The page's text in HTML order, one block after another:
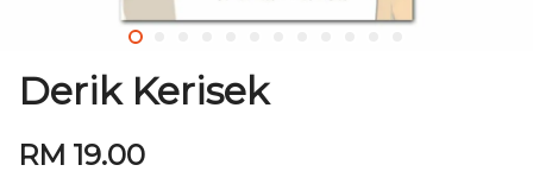
Derik Kerisek
RM 19.00